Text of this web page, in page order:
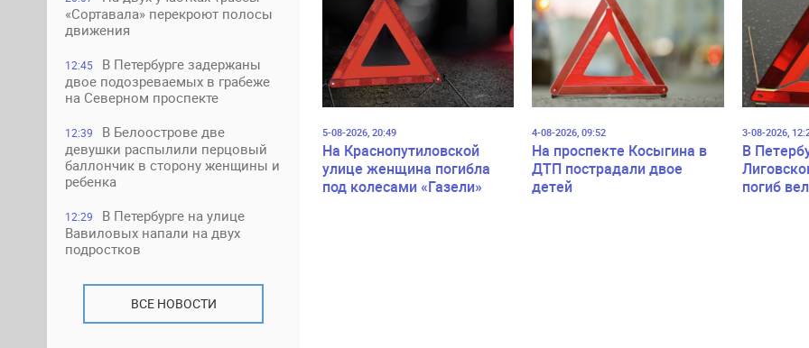
«Сортавала» перекроют полосы
движения
12:45
В Петербурге задержаны
двое подозреваемых в грабеже
на Северном проспекте
12:39
В Белоострове две
девушки распылили перцовый
баллончик в сторону женщины и
ребенка
12:29
В Петербурге на улице
Вавиловых напали на двух
подростков
ВСЕ НОВОСТИ
5-08-2026, 20:49
На Краснопутиловской
улице женщина погибла
под колесами «Газели»
4-08-2026, 09:52
На проспекте Косыгина в
ДТП пострадали двое
детей
3-08-2026,
В
погиб